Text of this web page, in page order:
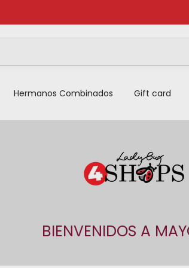
Hermanos Combinados Gift card
BIENVENIDOS A